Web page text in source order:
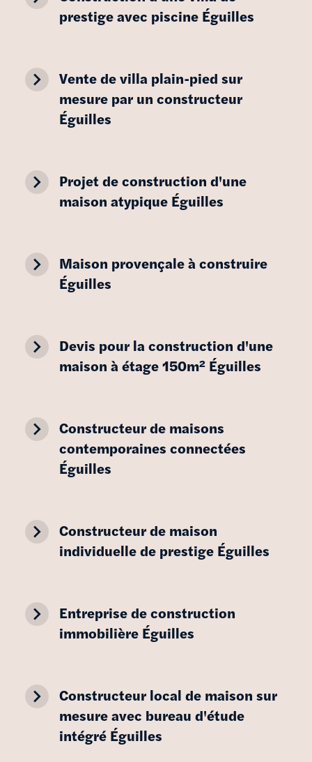
prestige avec piscine Éguilles
navigate_next Vente de villa plain-pied sur
mesure par un constructeur
Éguilles
navigate_next Projet de construction d'une
maison atypique Éguilles
navigate_next Maison provençale à construire
Éguilles
navigate_next Devis pour la construction d'une
maison à étage 150m² Éguilles
navigate_next Constructeur de maisons
contemporaines connectées
Éguilles
navigate_next Constructeur de maison
individuelle de prestige Éguilles
navigate_next Entreprise de construction
immobilière Éguilles
navigate_next Constructeur local de maison sur
mesure avec bureau d'étude
intégré Éguilles